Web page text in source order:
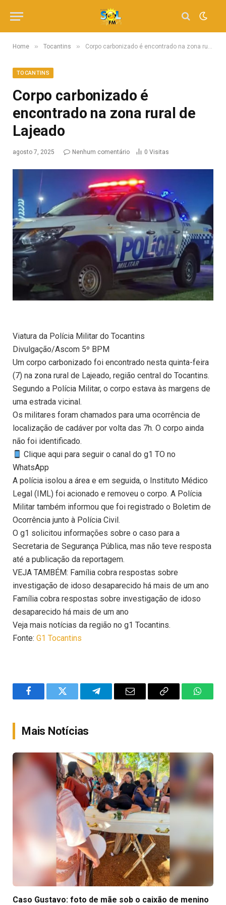
Home » Tocantins » Corpo carbonizado é encontrado na zona rural de Lajeado
TOCANTINS
Corpo carbonizado é
encontrado na zona rural de
Lajeado
agosto 7, 2025 Nenhum comentário 0 Visitas
Viatura da Polícia Militar do Tocantins
Divulgação/Ascom 5º BPM
Um corpo carbonizado foi encontrado nesta quinta-feira
(7) na zona rural de Lajeado, região central do Tocantins.
Segundo a Polícia Militar, o corpo estava às margens de
uma estrada vicinal.
Os militares foram chamados para uma ocorrência de
localização de cadáver por volta das 7h. O corpo ainda
não foi identificado.
Clique aqui para seguir o canal do g1 TO no
WhatsApp
A polícia isolou a área e em seguida, o Instituto Médico
Legal (IML) foi acionado e removeu o corpo. A Polícia
Militar também informou que foi registrado o Boletim de
Ocorrência junto à Polícia Civil.
O g1 solicitou informações sobre o caso para a
Secretaria de Segurança Pública, mas não teve resposta
até a publicação da reportagem.
VEJA TAMBÉM: Família cobra respostas sobre
investigação de idoso desaparecido há mais de um ano
Família cobra respostas sobre investigação de idoso
desaparecido há mais de um ano
Veja mais notícias da região no g1 Tocantins.
Fonte: G1 Tocantins
FacebookTwitter TelegramEmail
Copy
Mais Notícias
Caso Gustavo: foto de mãe sob o caixão de menino